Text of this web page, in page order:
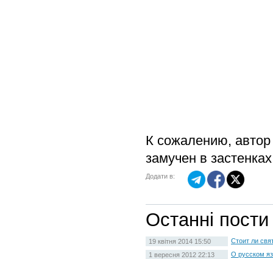
К сожалению,
замучен в
Додати в:
Останні
19 квітня 2014 15:50
Стоит ли
1 вересня 2012 22:13
О русском